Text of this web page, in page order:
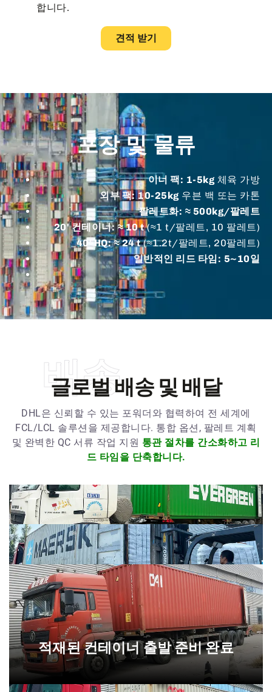
합니다.
견적 받기
포장 및 물류
이너 팩: 1-5kg 체육 가방
외부 팩: 10-25kg 우븐 백 또는 카톤
팔레트화: ≈ 500kg/팔레트
20' 컨테이너: ≈ 10 t(≈1 t/팔레트, 10 팔레트)
40' HQ: ≈ 24 t(≈1.2t/팔레트, 20팔레트)
일반적인 리드 타임: 5~10일
배송
글로벌 배송 및 배달
DHL은 신뢰할 수 있는 포워더와 협력하여 전 세계에
FCL/LCL 솔루션을 제공합니다. 통합 옵션, 팔레트 계획
및 완벽한 QC 서류 작업 지원 통관 절차를 간소화하고 리
드 타임을 단축합니다.
적재된 컨테이너 출발 준비 완료